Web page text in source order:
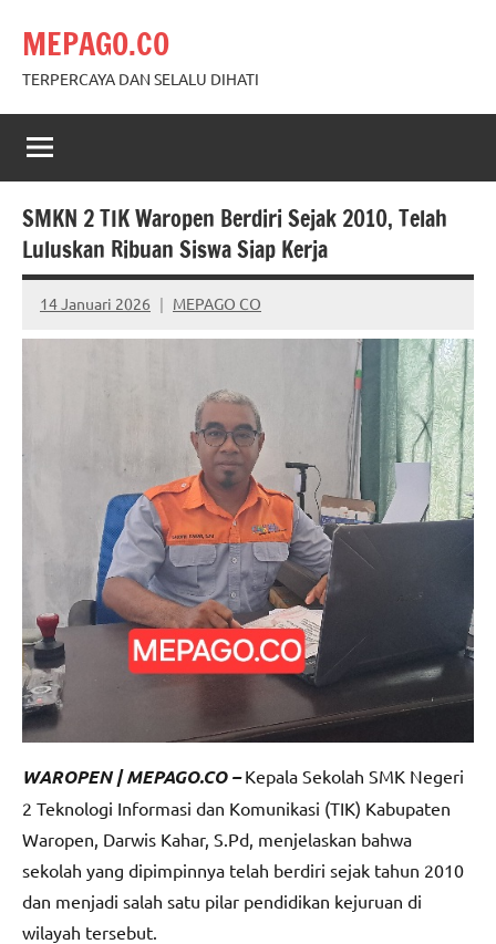
content
MEPAGO.CO
TERPERCAYA DAN SELALU DIHATI
SMKN 2 TIK Waropen Berdiri Sejak 2010, Telah
Luluskan Ribuan Siswa Siap Kerja
14 Januari 2026 MEPAGO CO
No
comments
WAROPEN | MEPAGO.CO –Kepala Sekolah SMK Negeri
2 Teknologi Informasi dan Komunikasi (TIK) Kabupaten
Waropen, Darwis Kahar, S.Pd, menjelaskan bahwa
sekolah yang dipimpinnya telah berdiri sejak tahun 2010
dan menjadi salah satu pilar pendidikan kejuruan di
wilayah tersebut.